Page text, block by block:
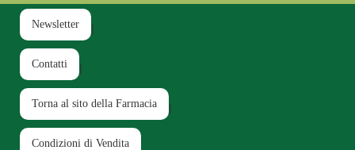
Passa
contenuto
principale
Newsletter
Contatti
Torna al sito della Farmacia
Condizioni di Vendita